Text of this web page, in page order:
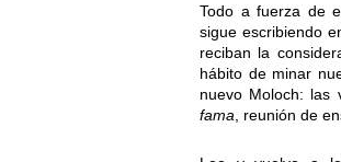
Todo a fuerza de
sigue escribiendo
reciban la
hábito de minar
nuevo Moloch:
fama , reunión de